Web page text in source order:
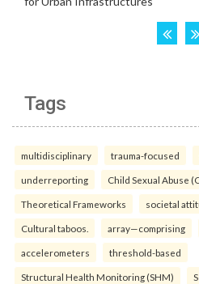
Tags
multidisciplinary trauma-focused
underreporting Child Sexual Abuse
Theoretical Frameworks societal
Cultural taboos. array—comprising
accelerometers threshold-based
Structural Health Monitoring (SHM)